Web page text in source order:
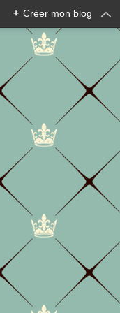
+ Créer mon blog